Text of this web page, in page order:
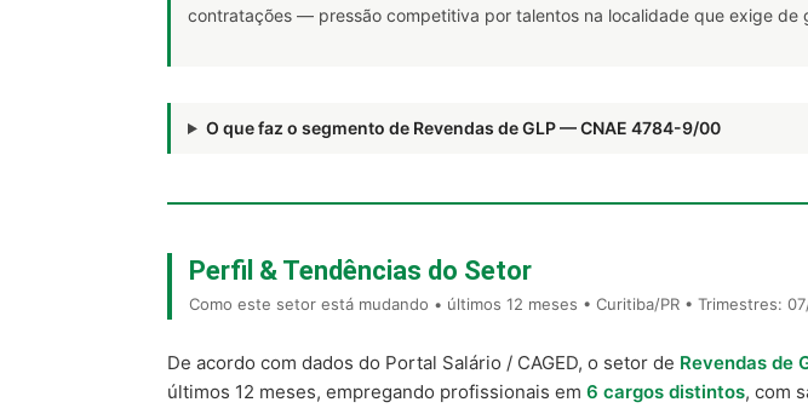
contratações — pressão competitiva por talentos na localidade que exige de
O que faz o segmento de Revendas de GLP — CNAE 4784-9/00
Perfil & Tendências do Setor
Como este setor está mudando • últimos 12 meses • Curitiba/PR • Trimestres:
De acordo com dados do Portal Salário / CAGED, o setor de Revendas de
últimos 12 meses, empregando profissionais em 6 cargos distintos, com